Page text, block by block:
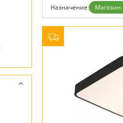
Назначение: Магазин